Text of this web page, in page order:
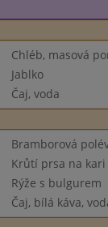
Chléb, masová
Jablko
Čaj, voda
Bramborová
Krůtí prsa na kari
Rýže s bulgurem
Čaj, bílá káva,